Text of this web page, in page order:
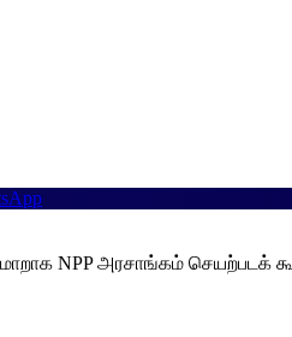
NPP அரசாங்கம் செயற்படக்